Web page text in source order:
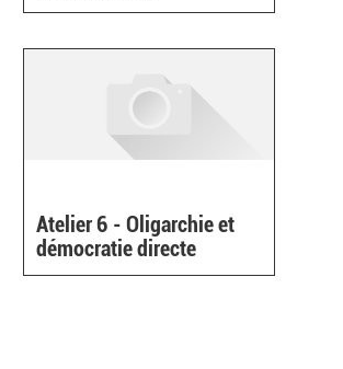
Atelier 6 - Oligarchie et
démocratie directe